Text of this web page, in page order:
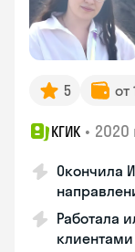
5 от
КГИК • 2020
Окончила
Работала